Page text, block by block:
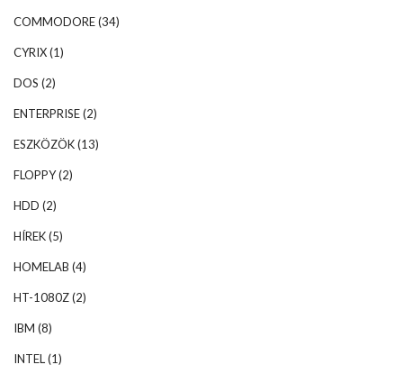
COMMODORE(34)
CYRIX(1)
DOS (2)
ENTERPRISE(2)
ESZKÖZÖK(13)
FLOPPY(2)
HDD (2)
HÍREK(5)
HOMELAB (4)
HT-1080Z(2)
IBM (8)
INTEL(1)